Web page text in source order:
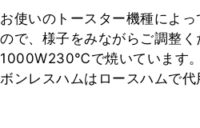
お使いのトースター機種によ
ので、様子をみながらご調整
1000W230℃で焼いています。
ボンレスハムはロースハムで代